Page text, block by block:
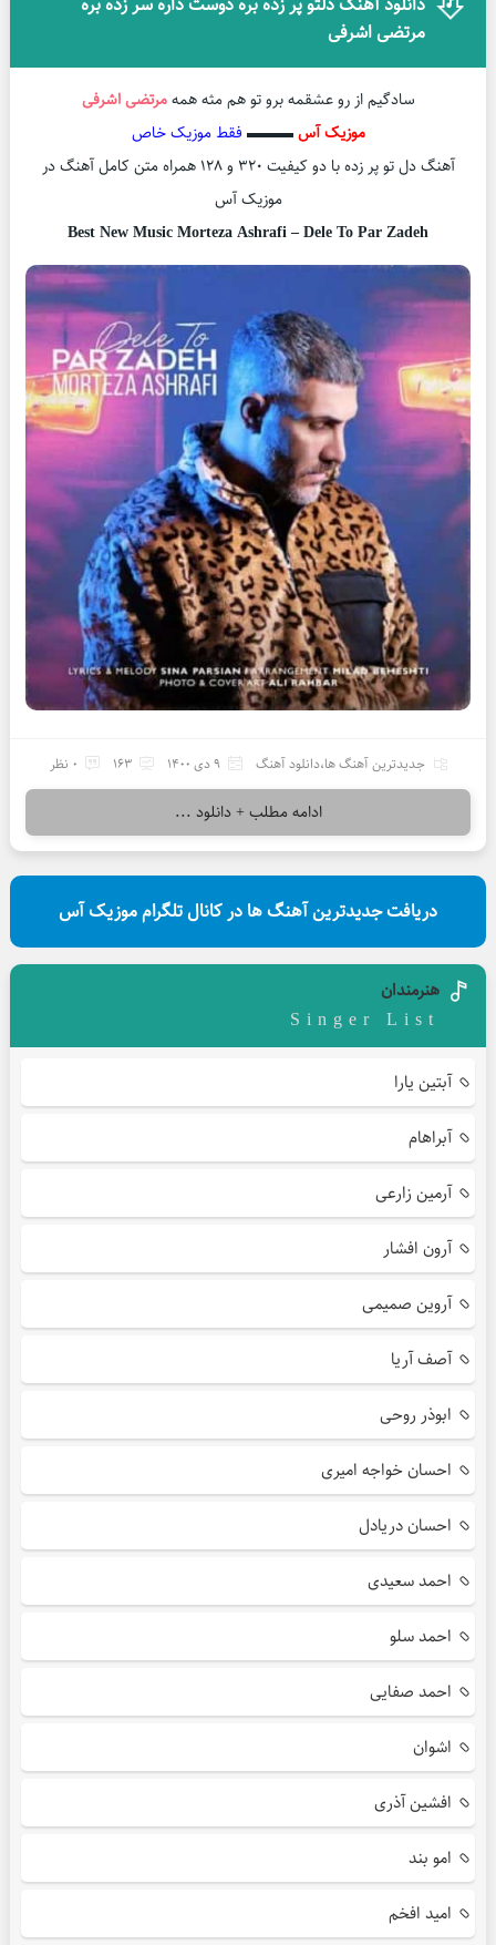
مرتضی اشرفی
سادگیم از رو عشقمه برو تو هم مثه همهمرتضی اشرفی
موزیک آس▬▬▬ فقط موزیک خاص
آهنگ دل تو پر زده با دو کیفیت ۳۲۰ و ۱۲۸ همراه متن کامل آهنگ در
موزیک آس
Best New Music Morteza Ashrafi – Dele To Par Zadeh
جدیدترین آهنگ ها،دانلود آهنگ 9 دی 1400 163 0 نظر
ادامه مطلب + دانلود ...
دریافت جدیدترین آهنگ ها در کانال تلگرام موزیک آس
هنرمندان
Singer List
آبتین یارا
آبراهام
آرمین زارعی
آرون افشار
آروین صمیمی
آصف آریا
ابوذر روحی
احسان خواجه امیری
احسان دریادل
احمد سعیدی
احمد سلو
احمد صفایی
اشوان
افشین آذری
امو بند
امید افخم